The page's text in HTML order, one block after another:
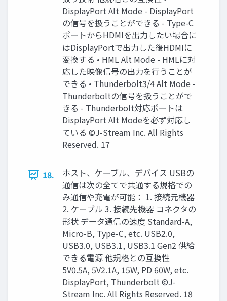
DisplayPort Alt Mode - DisplayPort
の信号を扱うことができる - Type-C
ポートからHDMIを出力したい場合に
はDisplayPortで出力した後HDMIに
変換する • HML Alt Mode - HMLに対
応した映像信号の出力を行うことが
できる • Thunderbolt3/4 Alt Mode -
Thunderboltの信号を扱うことがで
きる - Thunderbolt対応ポートは
DisplayPort Alt Modeを必ず対応し
ている ©J-Stream Inc. All Rights
Reserved. 17
18.
ホスト、ケーブル、デバイス USBの
通信は次の全てで共通する規格での
み通信や充電が可能： 1. 接続元機器
2. ケーブル 3. 接続先機器 コネクタの
形状 データ通信の速度 Standard-A,
Micro-B, Type-C, etc. USB2.0,
USB3.0, USB3.1, USB3.1 Gen2 供給
できる電源 他規格との互換性
5V0.5A, 5V2.1A, 15W, PD 60W, etc.
DisplayPort, Thunderbolt ©J-
Stream Inc. All Rights Reserved. 18